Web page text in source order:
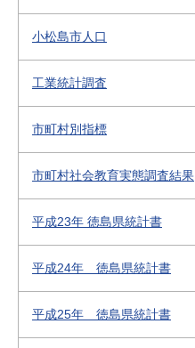
小松島市人口
工業統計調査
市町村別指標
市町村社会教育実態調査結果
平成23年 徳島県統計書
平成24年 徳島県統計書
平成25年 徳島県統計書